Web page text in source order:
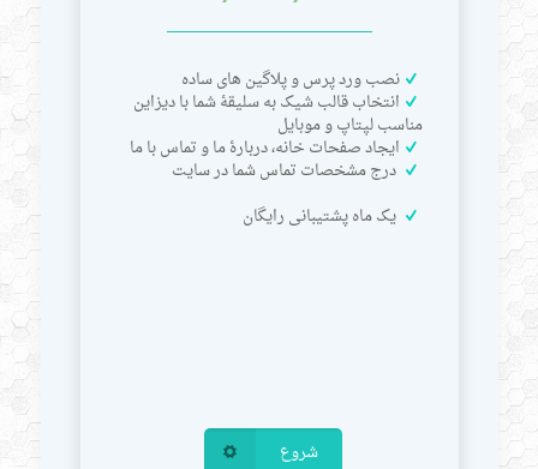
نصب ورد پرس و پلاگین های ساده
انتخاب قالب شیک به سلیقۀ شما با دیزاین
مناسب لپتاپ و موبایل
ایجاد صفحات خانه، دربارۀ ما و تماس با ما
درج مشخصات تماس شما در سایت
یک ماه پشتیبانی رایگان
شروع